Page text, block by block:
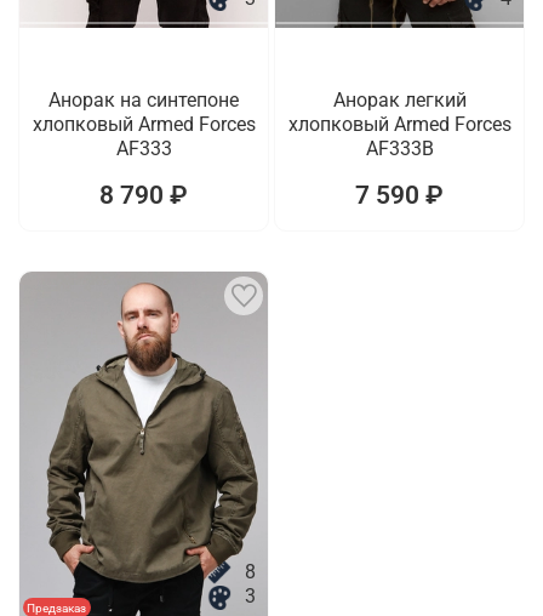
Анорак на синтепоне
хлопковый Armed Forces
AF333
8 790 ₽
Анорак легкий
хлопковый Armed Forces
AF333B
7 590 ₽
Предзаказ
8
3